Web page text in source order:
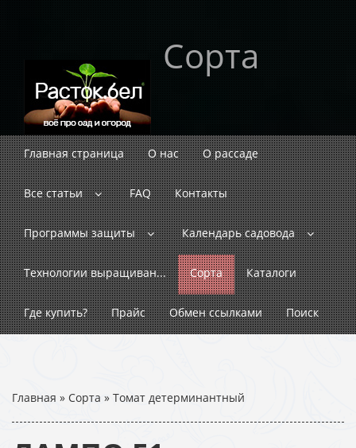
Сорта
Главная страница О нас О рассаде
Все статьи FAQ Контакты
Программы защиты Календарь садовода
Технологии выращиван... Сорта Каталоги
Где купить? Прайс Обмен ссылками Поиск
Главная » Сорта » Томат детерминантный